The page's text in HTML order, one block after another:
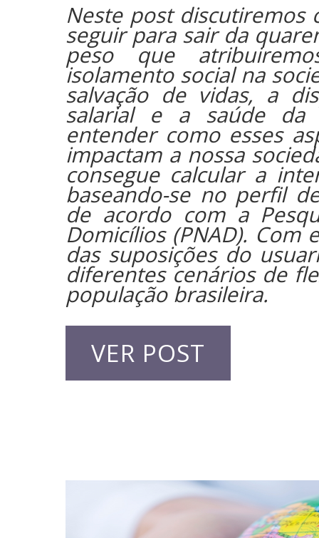
Neste post discutiremos
seguir para sair da
peso que
isolamento social na
salvação de vidas, a
salarial e a saúde da
entender como esses
impactam a nossa
consegue calcular a
baseando-se no perfil
de acordo com a
Domicílios (PNAD).
das suposições do
diferentes cenários de
população brasileira.
VER POST